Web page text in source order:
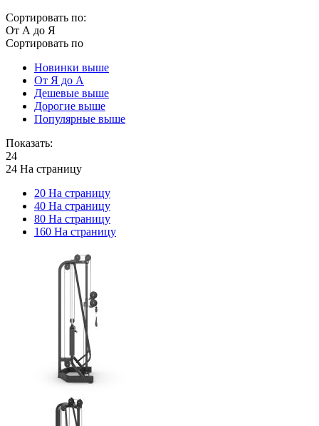
Сортировать по:
От А до Я
Сортировать по
Новинки выше
От Я до А
Дешевые выше
Дорогие выше
Популярные выше
Показать:
24
24 На страницу
20 На страницу
40 На страницу
80 На страницу
160 На страницу